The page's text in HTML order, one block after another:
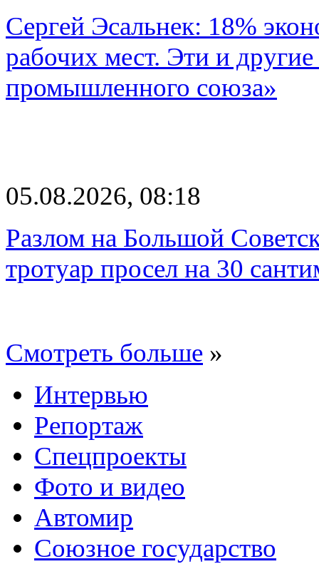
Сергей Эсальнек: 18%
рабочих мест. Эти и
промышленного союза»
05.08.2026, 08:18
Разлом на Большой
тротуар просел на 30
Смотреть больше »
Интервью
Репортаж
Спецпроекты
Фото и видео
Автомир
Союзное государство